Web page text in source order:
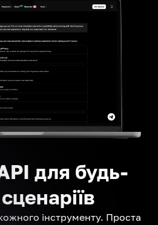
для будь-
інструменту. Проста